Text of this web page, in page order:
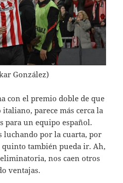
González)
con el premio doble de que
parece más cerca la
para un equipo español.
luchando por la cuarta, por
también pueda ir. Ah,
nos caen otros
ventajas.